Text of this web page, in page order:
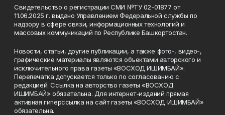
Свидетельство о регистрации СМИ №ТУ 02-01877 от
11.06.2025 г. выдано Управлением Федеральной службы по
надзору в сфере связи, информационных технологий и
массовых коммуникаций по Республике Башкортостан.
Новости, статьи, другие публикации, а также фото-, видео-,
графические материалы являются объектами авторского и
исключительного права газеты «ВОСХОД ИШИМБАЙ».
Перепечатка допускается только по согласованию с
редакцией. Ссылка на авторство газеты «ВОСХОД
ИШИМБАЙ» обязательна. Для интернет-изданий прямая
активная гиперссылка на сайт газеты «ВОСХОД ИШИМБАЙ»
обязательна.